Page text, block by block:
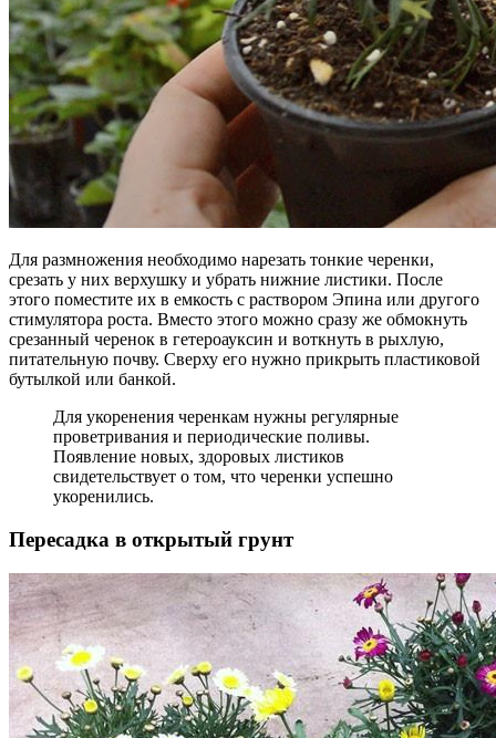
Для размножения необходимо нарезать тонкие черенки,
срезать у них верхушку и убрать нижние листики. После
этого поместите их в емкость с раствором Эпина или другого
стимулятора роста. Вместо этого можно сразу же обмокнуть
срезанный черенок в гетероауксин и воткнуть в рыхлую,
питательную почву. Сверху его нужно прикрыть пластиковой
бутылкой или банкой.
Для укоренения черенкам нужны регулярные
проветривания и периодические поливы.
Появление новых, здоровых листиков
свидетельствует о том, что черенки успешно
укоренились.
Пересадка в открытый грунт